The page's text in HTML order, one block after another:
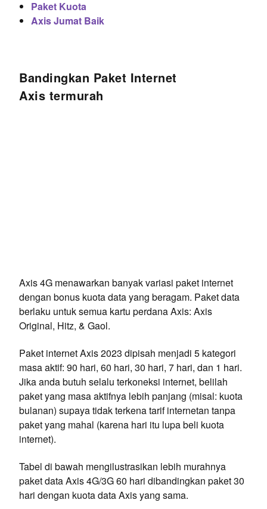
Paket Kuota
Axis Jumat Baik
Bandingkan Paket Internet
Axis termurah
Axis 4G menawarkan banyak variasi paket internet
dengan bonus kuota data yang beragam. Paket data
berlaku untuk semua kartu perdana Axis: Axis
Original, Hitz, & Gaol.
Paket internet Axis 2023 dipisah menjadi 5 kategori
masa aktif: 90 hari, 60 hari, 30 hari, 7 hari, dan 1 hari.
Jika anda butuh selalu terkoneksi internet, belilah
paket yang masa aktifnya lebih panjang (misal: kuota
bulanan) supaya tidak terkena tarif internetan tanpa
paket yang mahal (karena hari itu lupa beli kuota
internet).
Tabel di bawah mengilustrasikan lebih murahnya
paket data Axis 4G/3G 60 hari dibandingkan paket 30
hari dengan kuota data Axis yang sama.